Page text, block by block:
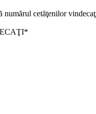
cetăţenilor